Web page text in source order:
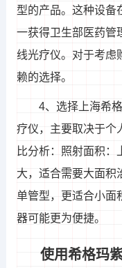
型的产品。这种设备
一获得卫生部医药管
线光疗仪。对于考虑
赖的选择。
4、选择上海希
疗仪，主要取决于个
比分析：照射面积
大，适合需要大面积
单管型，更适合小面
器可能更为便捷。
使用希格玛